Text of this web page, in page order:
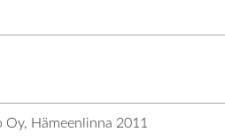
Hämeenlinna 2011